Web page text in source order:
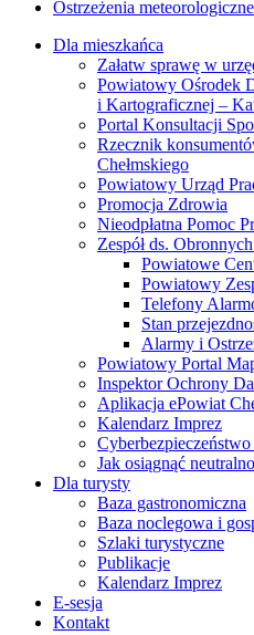
Załatw sprawę w
Powiatowy Ośrodek
i Kartograficznej –
Portal Konsultacji
Rzecznik
Chełmskiego
Powiatowy Urząd
Promocja Zdrowia
Nieodpłatna Pomoc
Zespół ds.
Powiatowe
Powiatowy
Telefony
Stan
Alarmy i
Powiatowy Portal
Inspektor Ochrony
Aplikacja ePowiat
Kalendarz Imprez
Cyberbezpieczeństwo
Jak osiągnąć
Dla turysty
Baza gastronomiczna
Baza noclegowa i
Szlaki turystyczne
Publikacje
Kalendarz Imprez
E-sesja
Kontakt
Ostrzeżenia meteorologiczne